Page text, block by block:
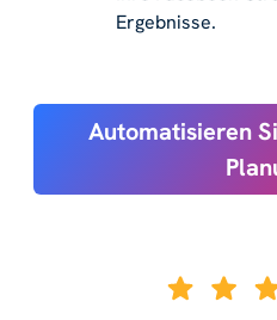
Ergebnisse.
Automatisieren